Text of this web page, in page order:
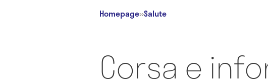
Homepage»Salute
Corsa e